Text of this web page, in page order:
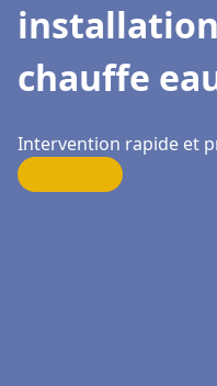
chauffe
Intervention rapide et